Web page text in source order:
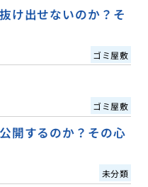
け出せないのか？そ
ゴミ屋敷
ゴミ屋敷
開するのか？その心
未分類